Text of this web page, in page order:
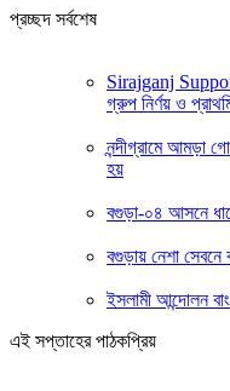
প্রচ্ছদ সর্বশেষ
Sirajganj
গ্রুপ নির্ণয় ও
নন্দীগ্রামে আমড়া
হয়
বগুড়া-০৪ আসনে
বগুড়ায় নেশা সেবনে
ইসলামী আন্দোলন
এই সপ্তাহের পাঠকপ্রিয়